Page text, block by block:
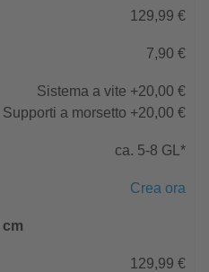
129,99 €
7,90 €
Sistema a vite +20,00 €
Supporti a morsetto +20,00 €
ca. 5-8 GL*
Crea ora
129,99 €